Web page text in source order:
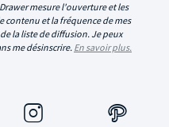
mesure l'ouverture et les
contenu et la fréquence de mes
la liste de diffusion. Je peux
me désinscrire. En savoir plus.